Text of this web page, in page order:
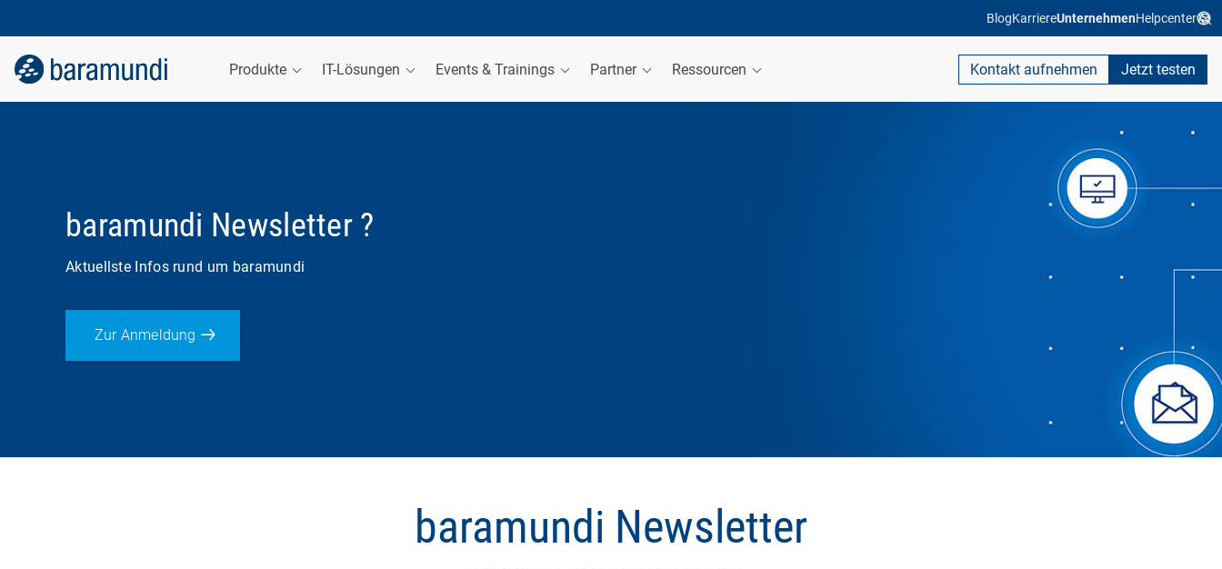
BlogKarriereUnternehmenHelpcenter
Produkte IT-Lösungen Events & Trainings Partner Ressourcen Kontakt aufnehmen Jetzt testen
baramundi Newsletter ?
Aktuellste Infos rund um baramundi
Zur Anmeldung
baramundi Newsletter